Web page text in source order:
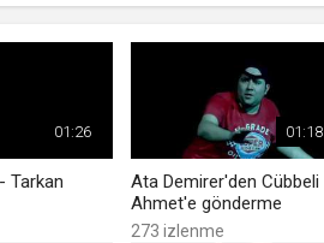
01:26
Tarkan
01:18
Ata Demirer'den Cübbeli
Ahmet'e gönderme
273 izlenme